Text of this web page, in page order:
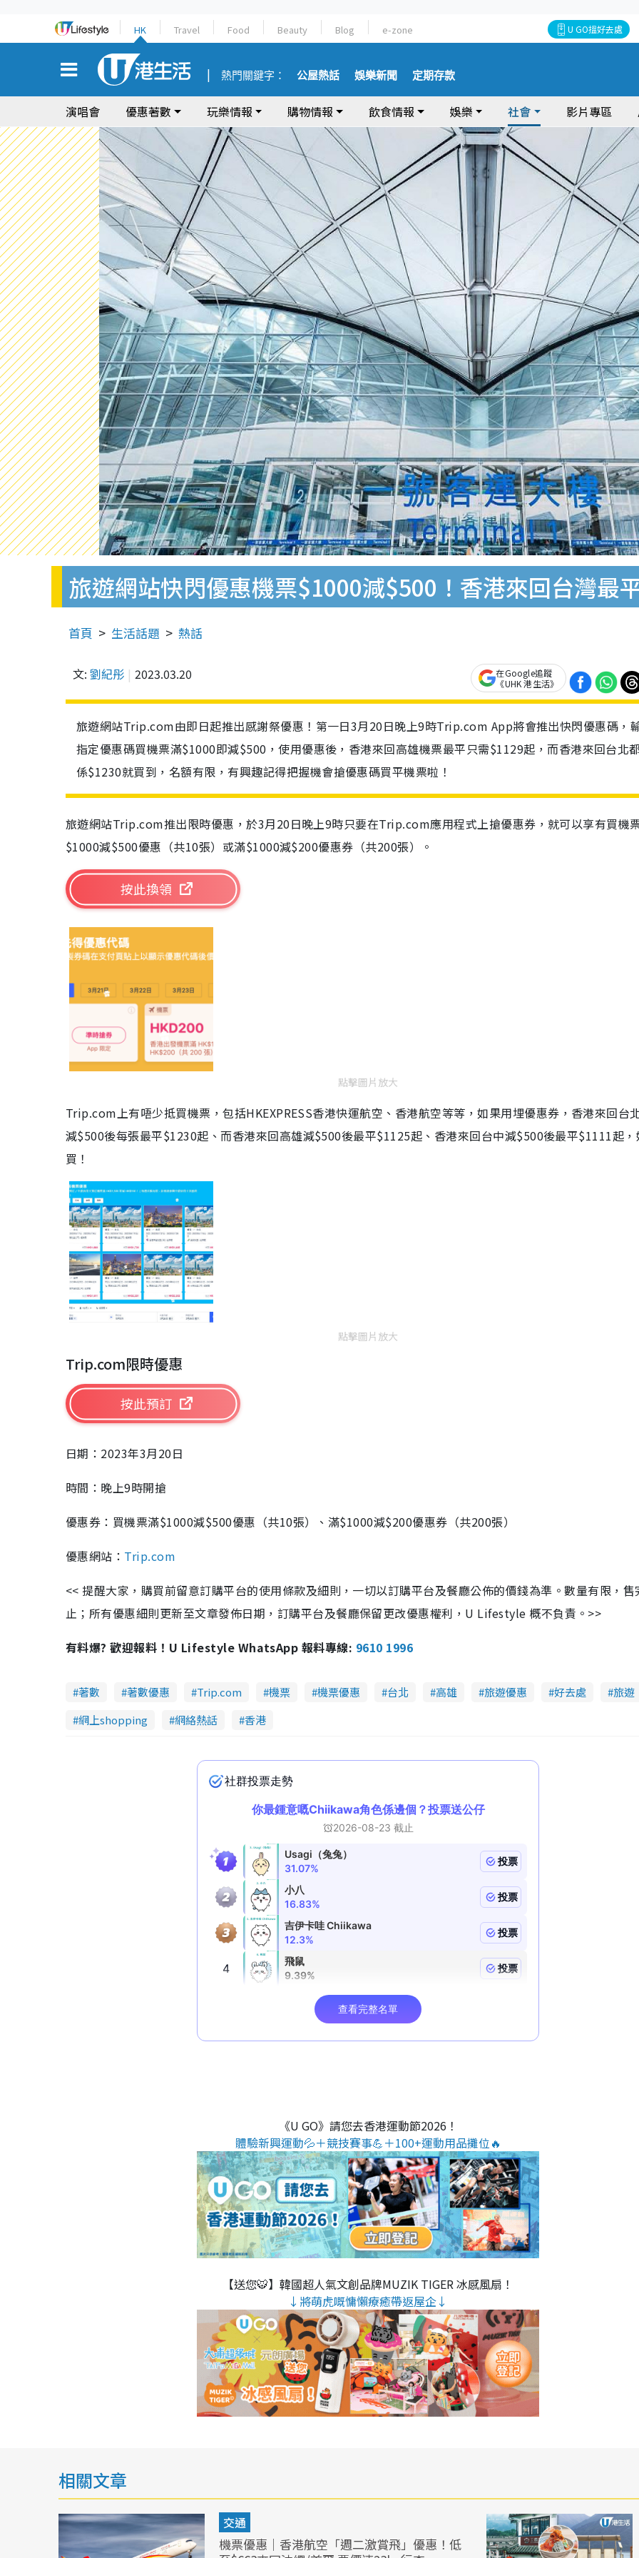
HK Travel Food Beauty Blog e-zone U GO搵好去處
熱門關鍵字： 公屋熱話 娛樂新聞 定期存款
演唱會 優惠著數 玩樂情報 購物情報 飲食情報 娛樂 社會 影片專區
旅遊網站快閃優惠機票$1000減$500！香港來回台灣最
首頁 生活話題 熱話
文: 劉紀彤 2023.03.20
在Google追蹤
《UHK 港生活》
旅遊網站Trip.com由即日起推出感謝祭優惠！第一日3月20日晚上9時Trip.com App將會推出快閃優惠碼，
指定優惠碼買機票滿$1000即減$500，使用優惠後，香港來回高雄機票最平只需$1129起，而香港來回台北
係$1230就買到，名額有限，有興趣記得把握機會搶優惠碼買平機票啦！
旅遊網站Trip.com推出限時優惠，於3月20日晚上9時只要在Trip.com應用程式上搶優惠券，就可以享有買機
$1000減$500優惠（共10張）或滿$1000減$200優惠券（共200張）。
按此換領
點擊圖片放大
Trip.com上有唔少抵買機票，包括HKEXPRESS香港快運航空、香港航空等等，如果用埋優惠券，香港來回台
減$500後每張最平$1230起、而香港來回高雄減$500後最平$1125起、香港來回台中減$500後最平$1111起
買！
點擊圖片放大
Trip.com限時優惠
按此預訂
日期：2023年3月20日
時間：晚上9時開搶
優惠券：買機票滿$1000減$500優惠（共10張）、滿$1000減$200優惠券（共200張）
優惠網站： Trip.com
<< 提醒大家，購買前留意訂購平台的使用條款及細則，一切以訂購平台及餐廳公佈的價錢為準。數量有限，售
止；所有優惠細則更新至文章發佈日期，訂購平台及餐廳保留更改優惠權利，U Lifestyle 概不負責。>>
有料爆? 歡迎報料！U Lifestyle WhatsApp 報料專線: 9610 1996
著數 著數優惠 Trip.com 機票 機票優惠 台北 高雄 旅遊優惠 好去處
旅遊
網上shopping
網絡熱話 香港
《U GO》請您去香港運動節2026！
體驗新興運動💦＋競技賽事💪＋100+運動用品攤位🔥
【送您🐯】韓國超人氣文創品牌MUZIK TIGER 冰感風扇！
↓將萌虎嘅慵懶療癒帶返屋企↓
相關文章
交通
機票優惠｜香港航空「週二激賞飛」優惠！低